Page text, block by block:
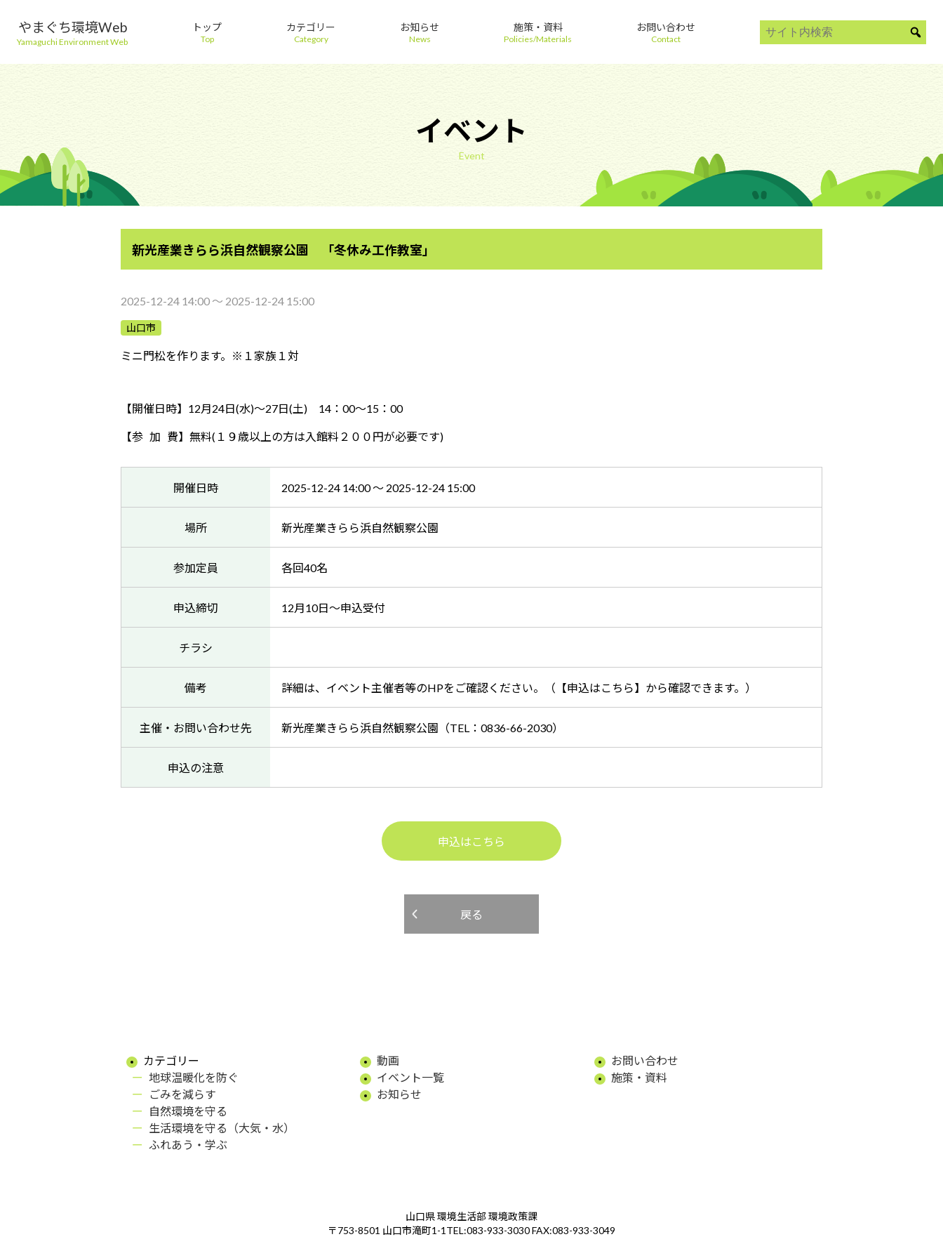
やまぐち環境Web
Yamaguchi Environment Web
トップ
Top
カテゴリー
Category
お知らせ
News
施策・資料
Policies/Materials
お問い合わせ
Contact
イベント
Event
新光産業きらら浜自然観察公園 「冬休み工作教室」
2025-12-24 14:00 〜 2025-12-24 15:00
山口市
ミニ門松を作ります。※１家族１対
【開催日時】12月24日(水)～27日(土) 14：00～15：00
【参 加 費】無料(１９歳以上の方は入館料２００円が必要です)
開催日時 2025-12-24 14:00 〜 2025-12-24 15:00
場所 新光産業きらら浜自然観察公園
参加定員 各回40名
申込締切 12月10日～申込受付
チラシ
備考 詳細は、イベント主催者等のHPをご確認ください。（【申込はこちら】から確認できます。）
主催・お問い合わせ先 新光産業きらら浜自然観察公園（TEL：0836-66-2030）
申込の注意
申込はこちら
戻る
カテゴリー
地球温暖化を防ぐ
ごみを減らす
自然環境を守る
生活環境を守る（大気・水）
ふれあう・学ぶ
動画
イベント一覧
お知らせ
お問い合わせ
施策・資料
山口県 環境生活部 環境政策課
〒753-8501 山口市滝町1-1 TEL:083-933-3030 FAX:083-933-3049